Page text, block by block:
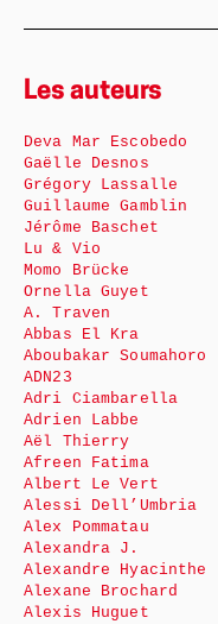
Les auteurs
Deva Mar Escobedo
Gaëlle Desnos
Grégory Lassalle
Guillaume Gamblin
Jérôme Baschet
Lu & Vio
Momo Brücke
Ornella Guyet
A. Traven
Abbas El Kra
Aboubakar Soumahoro
ADN23
Adri Ciambarella
Adrien Labbe
Aël Thierry
Afreen Fatima
Albert Le Vert
Alessi Dell’Umbria
Alex Pommatau
Alexandra J.
Alexandre Hyacinthe
Alexane Brochard
Alexis Huguet